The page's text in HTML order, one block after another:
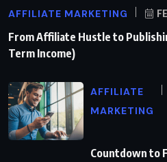
AFFILIATE MARKETING
From Affiliate Hustle to
Term Income)
AFFILIATE
MARKETING
Countdown to